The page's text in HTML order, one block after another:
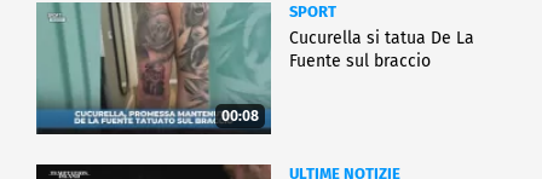
00:08
SPORT
Cucurella si tatua De La
Fuente sul braccio
ULTIME NOTIZIE